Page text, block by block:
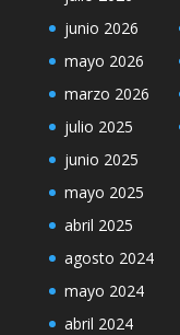
junio 2026
mayo 2026
marzo 2026
julio 2025
junio 2025
mayo 2025
abril 2025
agosto 2024
mayo 2024
abril 2024